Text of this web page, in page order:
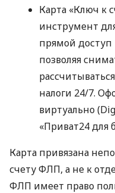
Карта «Ключ к
инструмент
прямой доступ
позволяя
налоги 24/7.
виртуально
«Приват24 для
Карта привязана
счету ФЛП, а не к
ФЛП имеет право